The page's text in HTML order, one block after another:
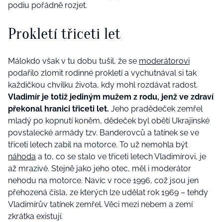
podiu pořádně rozjet.
Prokletí třiceti let
Málokdo však v tu dobu tušil, že se moderátorovi
podařilo zlomit rodinné prokletí a vychutnával si tak
každičkou chvilku života, kdy mohl rozdávat radost.
Vladimír je totiž jediným mužem z rodu, jenž ve zdraví
překonal hranici třiceti let. Jeho pradědeček zemřel
mladý po kopnutí koněm, dědeček byl obětí Ukrajinské
povstalecké armády tzv. Banderovců a tatínek se ve
třiceti letech zabil na motorce. To už nemohla být
náhoda a to, co se stalo ve třiceti letech Vladimírovi, je
až mrazivé. Stejně jako jeho otec, měl i moderátor
nehodu na motorce. Navíc v roce 1996, což jsou jen
přehozená čísla, ze kterých lze udělat rok 1969 – tehdy
Vladimírův tatínek zemřel. Věci mezi nebem a zemí
zkrátka existují.